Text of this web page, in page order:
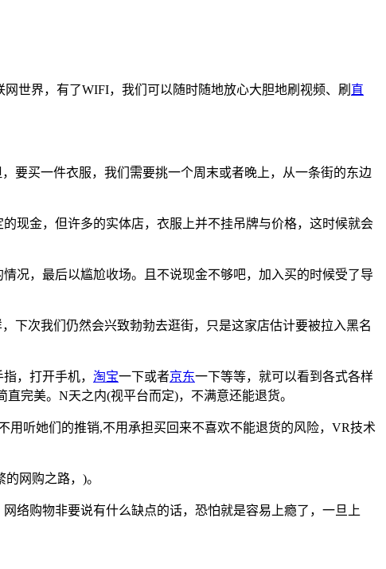
世界，有了WIFI，我们可以随时随地放心大胆地刷视频、刷 直
要买一件衣服，我们需要挑一个周末或者晚上，从一条街的东边
现金，但许多的实体店，衣服上并不挂吊牌与价格，这时候就会
况，最后以尴尬收场。且不说现金不够吧，加入买的时候受了导
下次我们仍然会兴致勃勃去逛街，只是这家店估计要被拉入黑名
，打开手机， 淘宝一下或者京东一下等等，就可以看到各式各样
完美。N天之内(视平台而定)，不满意还能退货。
用听她们的推销,不用承担买回来不喜欢不能退货的风险，VR技术
网购之路，)。
络购物非要说有什么缺点的话，恐怕就是容易上瘾了，一旦上